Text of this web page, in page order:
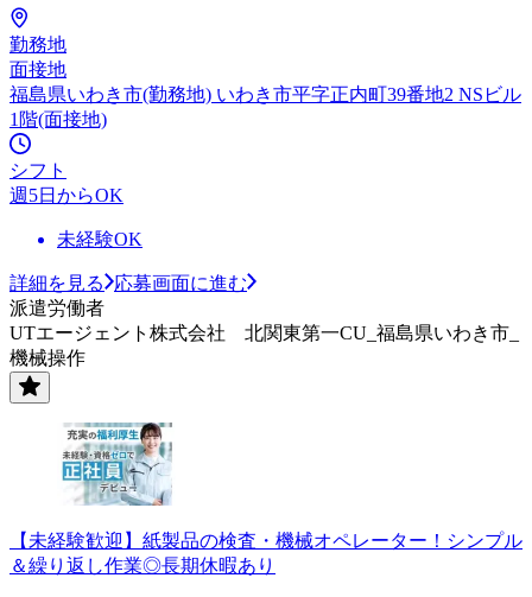
勤務地
面接地
福島県いわき市(勤務地) いわき市平字正内町39番地2 NSビル
1階(面接地)
シフト
週5日からOK
未経験OK
詳細を見る
応募画面に進む
派遣労働者
UTエージェント株式会社 北関東第一CU_福島県いわき市_
機械操作
【未経験歓迎】紙製品の検査・機械オペレーター！シンプル
＆繰り返し作業◎長期休暇あり